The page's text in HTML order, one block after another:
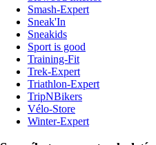
Smash-Expert
Sneak'In
Sneakids
Sport is good
Training-Fit
Trek-Expert
Triathlon-Expert
TripNBikers
Vélo-Store
Winter-Expert